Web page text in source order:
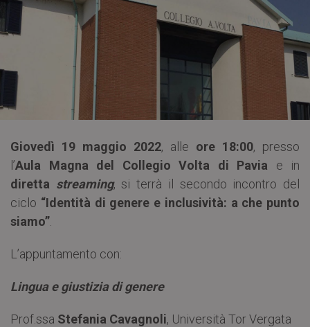
Giovedì 19 maggio 2022, alle ore 18:00, presso
l’Aula Magna del Collegio Volta di Pavia e in
diretta streaming, si terrà il secondo incontro del
ciclo “Identità di genere e inclusività: a che punto
siamo”
L’appuntamento con:
Lingua e giustizia di genere
Prof.ssa Stefania Cavagnoli, Università Tor Vergata